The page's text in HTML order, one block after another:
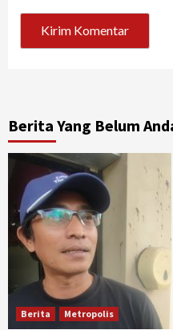
Berita Yang Belum
Berita Metropolis